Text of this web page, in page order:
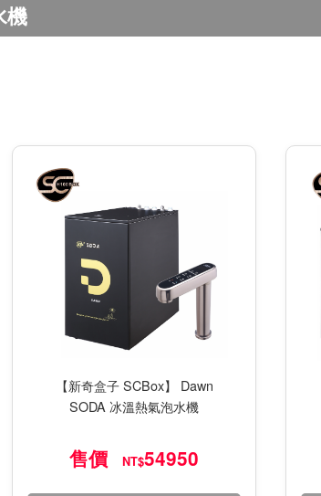
機
【新奇盒子 SCBox】 Dawn
SODA 冰溫熱氣泡⽔機
售價 NT$54950